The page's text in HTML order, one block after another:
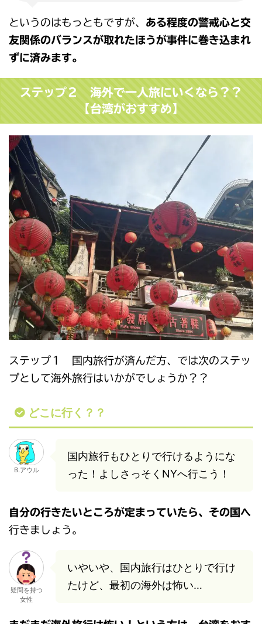
というのはもっともですが、 ある程度の警戒心と交
友関係のバランスが取れたほうが事件に巻き込まれ
ずに済みます。
ステップ２ 海外で一人旅にいくなら？？
【台湾がおすすめ】
ステップ１ 国内旅行が済んだ方、では次のステッ
プとして海外旅行はいかがでしょうか？？
どこに行く？？
B.アウル
国内旅行もひとりで行けるようにな
った！よしさっそくNYへ行こう！
自分の行きたいところが定まっていたら、その国へ
行きましょう。
疑問を持つ
女性
いやいや、国内旅行はひとりで行け
たけど、最初の海外は怖い…